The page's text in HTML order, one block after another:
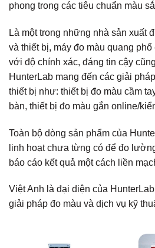
phong trong các tiêu chuẩn màu
Là một trong những nhà sản xuất
và thiết bị, máy đo màu quang
với độ chính xác, đáng tin cậy
HunterLab mang đến các giải
thiết bị như: thiết bị đo màu cầm
bàn, thiết bị đo màu gắn online/
Toàn bộ dòng sản phẩm của
linh hoạt chưa từng có để đo
báo cáo kết quả một cách liền
Việt Anh là đại diện của
giải pháp đo màu và dịch vụ kỹ